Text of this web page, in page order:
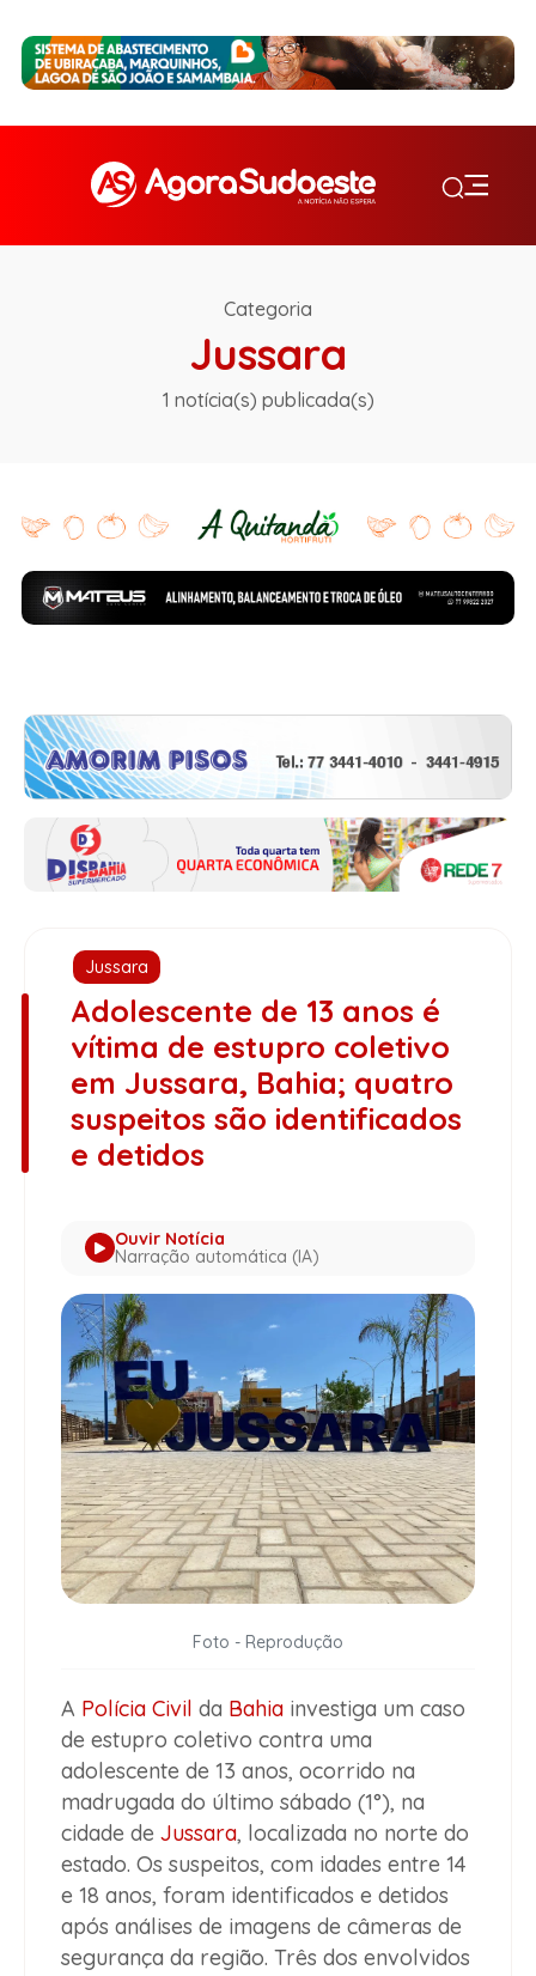
Categoria
Jussara
1 notícia(s) publicada(s)
Jussara
Adolescente de 13 anos é
vítima de estupro coletivo
em Jussara, Bahia; quatro
suspeitos são identificados
e detidos
Ouvir Notícia
Narração automática (IA)
Foto - Reprodução
A Polícia Civil da Bahia investiga um caso
de estupro coletivo contra uma
adolescente de 13 anos, ocorrido na
madrugada do último sábado (1°), na
cidade de Jussara, localizada no norte do
estado. Os suspeitos, com idades entre 14
e 18 anos, foram identificados e detidos
após análises de imagens de câmeras de
segurança da região. Três dos envolvidos